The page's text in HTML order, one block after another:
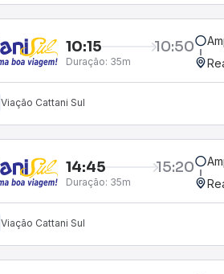
10:15 10:50
Duração: 35m
Viação Cattani Sul
14:45 15:20
Duração: 35m
Viação Cattani Sul